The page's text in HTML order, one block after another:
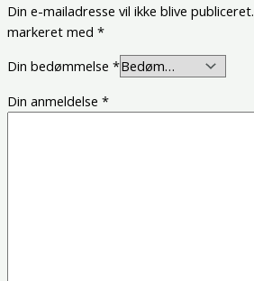
Din e-mailadresse vil ikke blive publiceret.
markeret med *
Din bedømmelse *
Din anmeldelse *